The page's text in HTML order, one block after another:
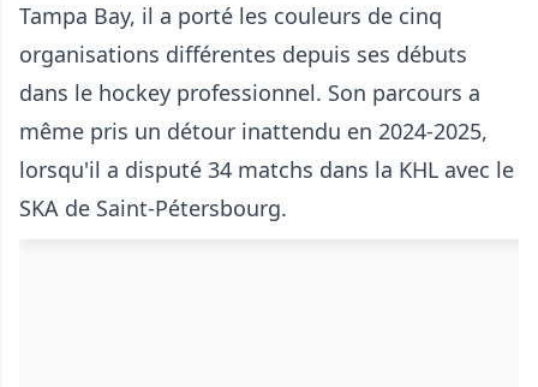
Tampa Bay, il a porté les couleurs de cinq
organisations différentes depuis ses débuts
dans le hockey professionnel. Son parcours a
même pris un détour inattendu en 2024-2025,
lorsqu'il a disputé 34 matchs dans la KHL avec le
SKA de Saint-Pétersbourg.